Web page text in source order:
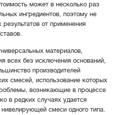
может в несколько раз
ингредиентов, поэтому не
от применения
материалов,
всех без исключения оснований,
производителей
смесей, использование которых
возникающие в процессе
в редких случаях удается
смеси одного типа.